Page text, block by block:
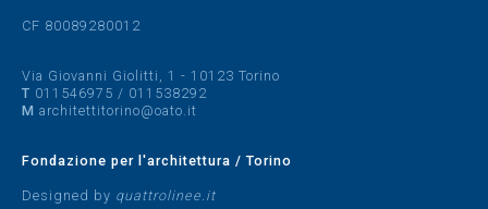
CF 80089280012
Via Giovanni Giolitti, 1 - 10123 Torino
T 011546975 / 011538292
M architettitorino@oato.it
Fondazione per l'architettura / Torino
Designed by quattrolinee.it